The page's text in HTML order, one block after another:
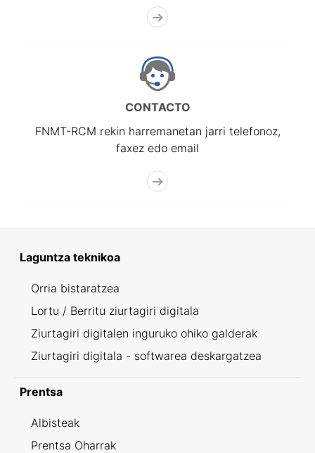
CONTACTO
FNMT-RCM rekin harremanetan jarri telefonoz,
faxez edo email
Laguntza teknikoa
Orria bistaratzea
Lortu / Berritu ziurtagiri digitala
Ziurtagiri digitalen inguruko ohiko galderak
Ziurtagiri digitala - softwarea deskargatzea
Prentsa
Albisteak
Prentsa Oharrak